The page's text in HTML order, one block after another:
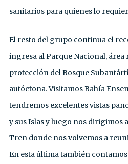
sanitarios para quienes lo
El resto del grupo continua el
ingresa al Parque Nacional, área
protección del Bosque
autóctona. Visitamos Bahía
tendremos excelentes vistas
y sus Islas y luego nos dirigimos
Tren donde nos volvemos a
En esta última también